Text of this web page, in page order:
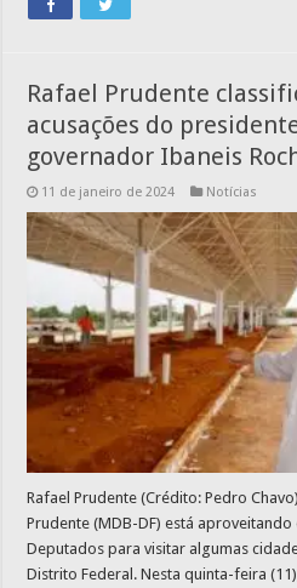
Rafael Prudente
acusações do
governador Ibaneis
11 de janeiro de 2024 Notícias
Rafael Prudente (Crédito: Pedro
Prudente (MDB-DF) está
Deputados para visitar algumas
Distrito Federal. Nesta quinta-feira